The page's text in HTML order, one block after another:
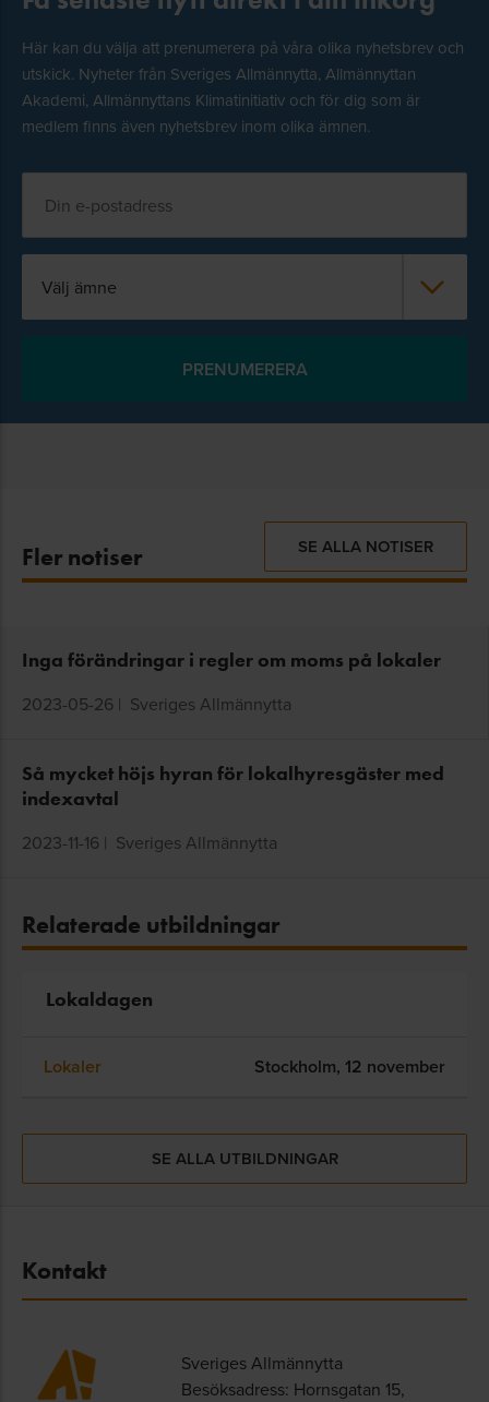
Här kan du välja att prenumerera på våra olika nyhetsbrev och
utskick. Nyheter från Sveriges Allmännytta, Allmännyttan
Akademi, Allmännyttans Klimatinitiativ och för dig som är
medlem finns även nyhetsbrev inom olika ämnen.
Välj ämne
Fler notiser SE ALLA NOTISER
Inga förändringar i regler om moms på lokaler
2023-05-26 | Sveriges Allmännytta
Så mycket höjs hyran för lokalhyresgäster med
indexavtal
2023-11-16 | Sveriges Allmännytta
Relaterade utbildningar
Lokaldagen
Lokaler Stockholm, 12 november
SE ALLA UTBILDNINGAR
Kontakt
Sveriges Allmännytta
Besöksadress: Hornsgatan 15,